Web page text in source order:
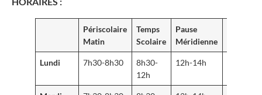
Périscolaire
Matin
Temps
Scolaire
Pause
Méridienne
Lundi 7h30-8h30
8h30-
12h
12h-14h